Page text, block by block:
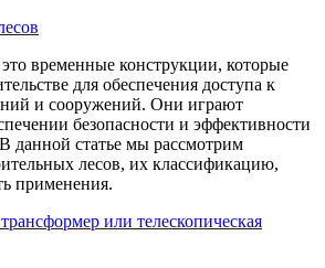
временные конструкции, которые
для обеспечения доступа к
и сооружений. Они играют
безопасности и эффективности
данной статье мы рассмотрим
лесов, их классификацию,
применения.
или телескопическая